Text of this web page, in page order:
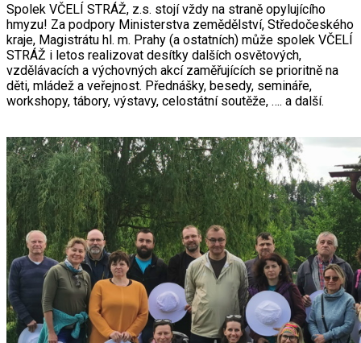
Spolek VČELÍ STRÁŽ, z.s. stojí vždy na straně opylujícího
hmyzu! Za podpory Ministerstva zemědělství, Středočeského
kraje, Magistrátu hl. m. Prahy (a ostatních) může spolek VČELÍ
STRÁŽ i letos realizovat desítky dalších osvětových,
vzdělávacích a výchovných akcí zaměřujících se prioritně na
děti, mládež a veřejnost. Přednášky, besedy, semináře,
workshopy, tábory, výstavy, celostátní soutěže, …. a další.